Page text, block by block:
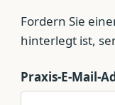
Fordern Sie
hinterlegt ist,
Praxis-E-Mail-